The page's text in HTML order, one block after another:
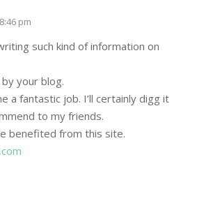
pm
such kind of information on
your blog.
a fantastic job. I’ll certainly digg it
to my friends.
benefited from this site.